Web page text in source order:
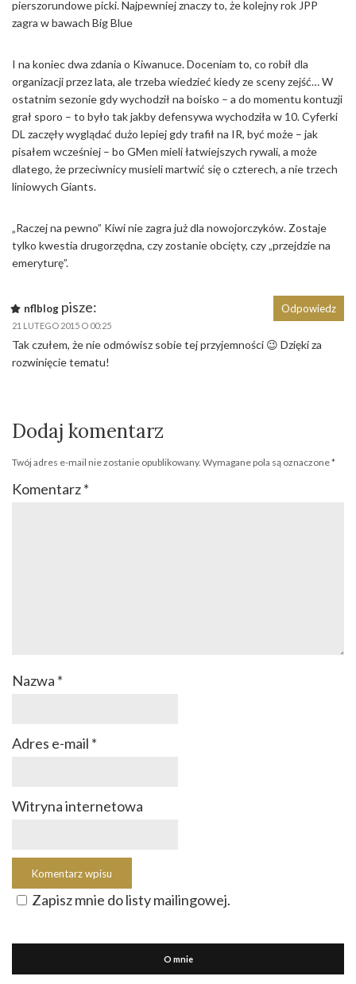
pierszorundowe picki. Najpewniej znaczy to, że kolejny rok JPP
zagra w bawach Big Blue
I na koniec dwa zdania o Kiwanuce. Doceniam to, co robił dla
organizacji przez lata, ale trzeba wiedzieć kiedy ze sceny zejść… W
ostatnim sezonie gdy wychodził na boisko – a do momentu kontuzji
grał sporo – to było tak jakby defensywa wychodziła w 10. Cyferki
DL zaczęły wyglądać dużo lepiej gdy trafił na IR, być może – jak
pisałem wcześniej – bo GMen mieli łatwiejszych rywali, a może
dlatego, że przeciwnicy musieli martwić się o czterech, a nie trzech
liniowych Giants.
„Raczej na pewno” Kiwi nie zagra już dla nowojorczyków. Zostaje
tylko kwestia drugorzędna, czy zostanie obcięty, czy „przejdzie na
emeryturę”.
nflblog pisze:
21 LUTEGO 2015 O 00:25
Tak czułem, że nie odmówisz sobie tej przyjemności 😉 Dzięki za
rozwinięcie tematu!
Odpowiedz
Dodaj komentarz
Twój adres e-mail nie zostanie opublikowany. Wymagane pola są oznaczone*
Komentarz*
Nazwa *
Adres e-mail *
Witryna internetowa
Zapisz mnie do listy mailingowej.
O mnie